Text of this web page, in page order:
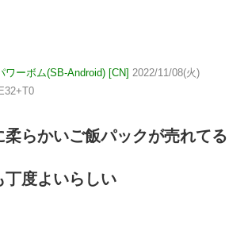
ワーボム(SB-Android) [CN] 2022/11/08(火)
柔らかいご飯パックが売れてる
丁度よいらしい